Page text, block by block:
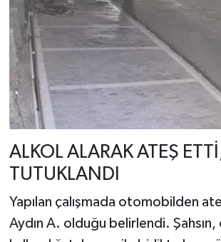
ALKOL ALARAK ATEŞ
TUTUKLANDI
Yapılan çalışmada otomobilden
Aydın A. olduğu belirlendi. Şahsın,